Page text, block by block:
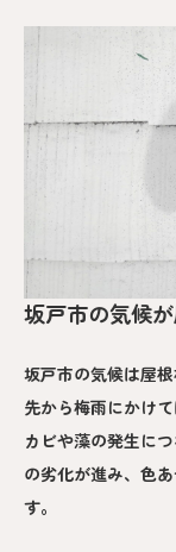
坂戸市の気候
坂戸市の気候は屋
先から梅雨にかけ
カビや藻の発生に
の劣化が進み、色
す。